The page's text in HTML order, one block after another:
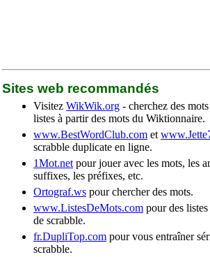
Sites web recommandés
Visitez WikWik.org - cherchez des
listes à partir des mots du Wiktionnaire.
www.BestWordClub.com et
scrabble duplicate en ligne.
1Mot.net pour jouer avec les mots, les
suffixes, les préfixes, etc.
Ortograf.ws pour chercher des mots.
www.ListesDeMots.com pour des
de scrabble.
fr.DupliTop.com pour vous entraîner
scrabble.